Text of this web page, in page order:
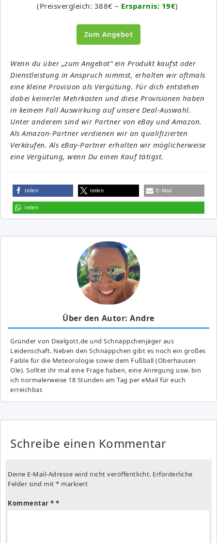
(Preisvergleich: 388€ – Ersparnis: 19€)
Zum Angebot
Wenn du über „zum Angebot“ ein Produkt kaufst oder
Dienstleistung in Anspruch nimmst, erhalten wir oftmals
eine kleine Provision als Vergütung. Für dich entstehen
dabei keinerlei Mehrkosten und diese Provisionen haben
in keinem Fall Auswirkung auf unsere Deal-Auswahl.
Unter anderem sind wir Partner von eBay und Amazon.
Als Amazon-Partner verdienen wir an qualifizierten
Verkäufen. Als eBay-Partner erhalten wir möglicherweise
eine Vergütung, wenn Du einen Kauf tätigst.
teilen teilen E-Mail
teilen
Über den Autor: Andre
Gründer von Dealgott.de und Schnäppchenjäger aus
Leidenschaft. Neben den Schnäppchen gibt es noch ein großes
Fai­ble für die Meteorologie sowie dem Fußball (Oberhausen
Ole). Solltet ihr mal eine Frage haben, eine Anregung usw. bin
ich normalerweise 18 Stunden am Tag per eMail für euch
erreichbar.
Schreibe einen Kommentar
Deine E-Mail-Adresse wird nicht veröffentlicht. Erforderliche
Felder sind mit * markiert
Kommentar *